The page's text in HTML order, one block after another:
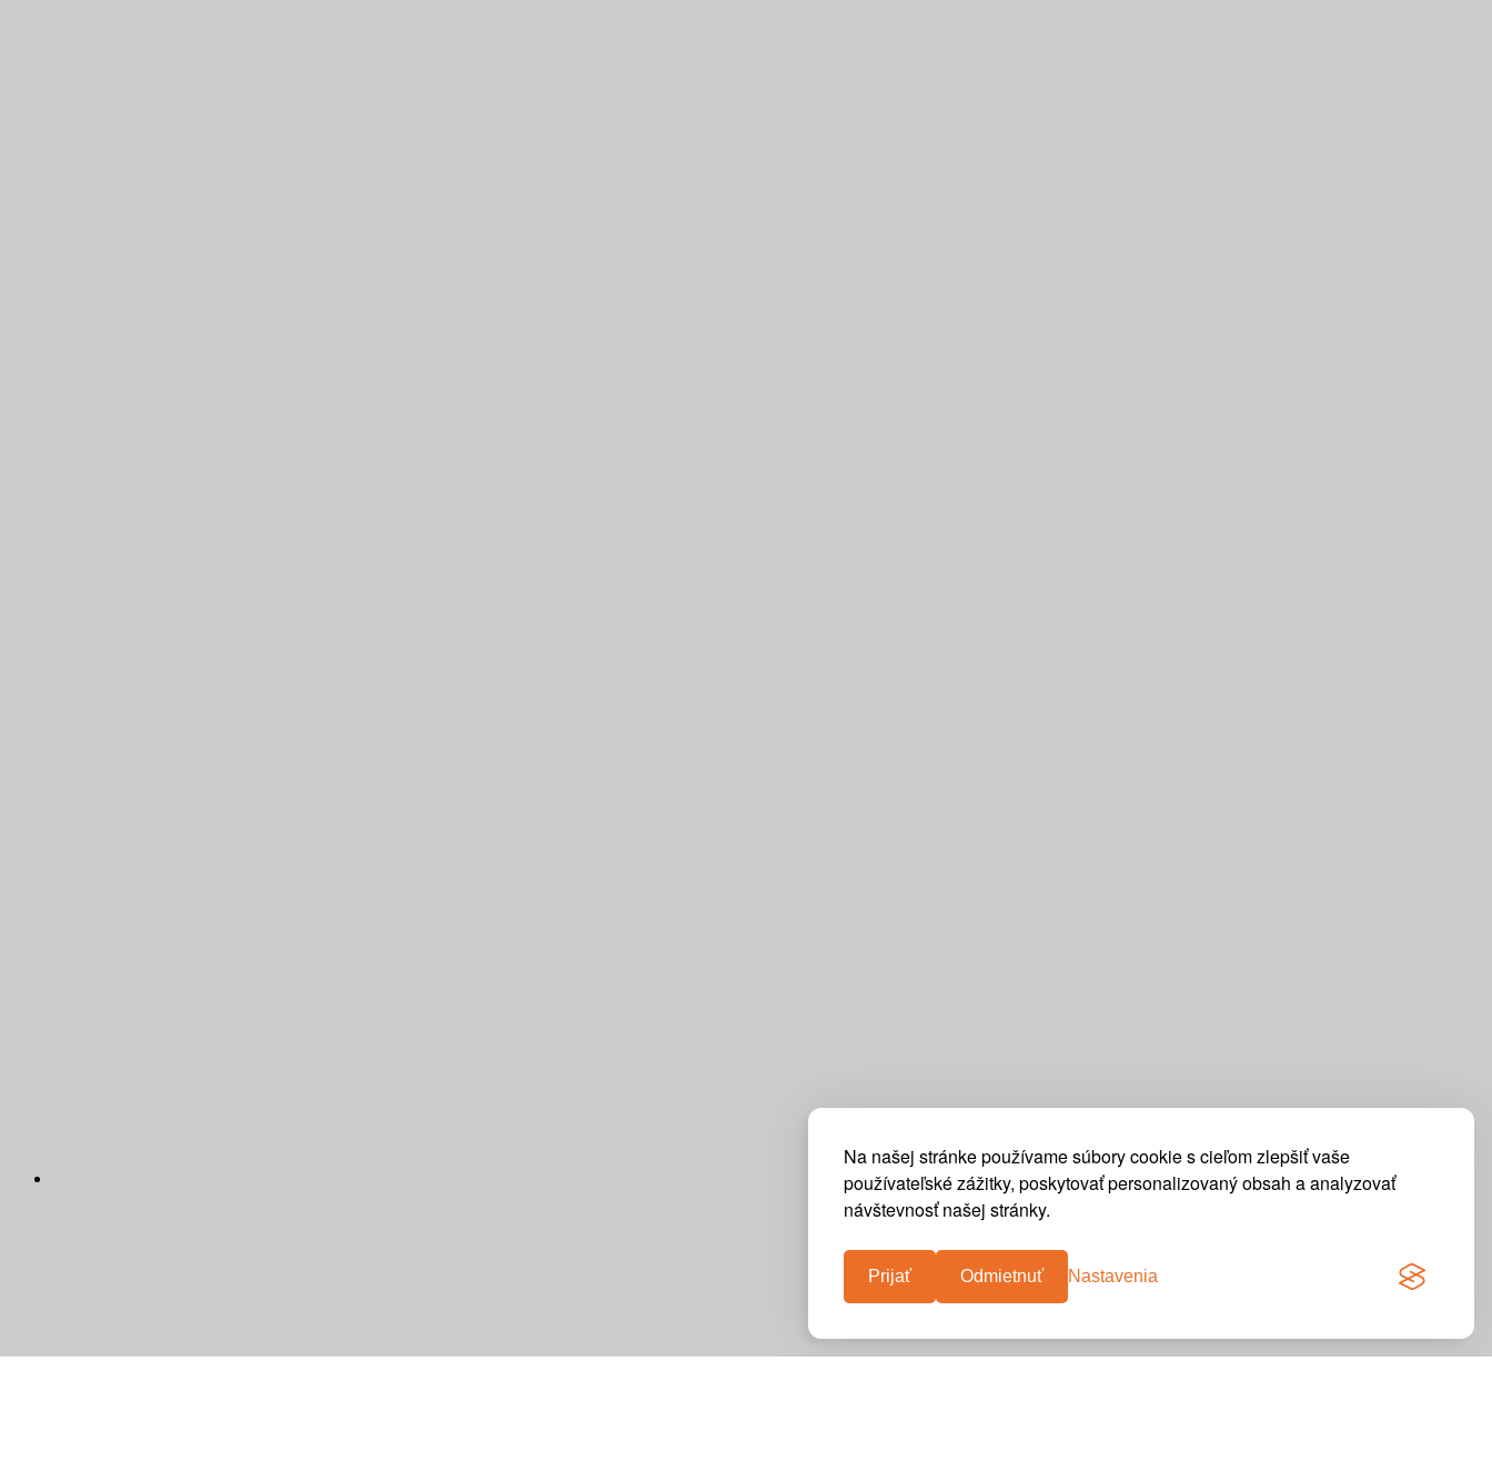
Na našej stránke používame súbory cookie s cieľom zlepšiť vaše
používateľské zážitky, poskytovať personalizovaný obsah a analyzovať
návštevnosť našej stránky.
Prijať Odmietnuť Nastavenia